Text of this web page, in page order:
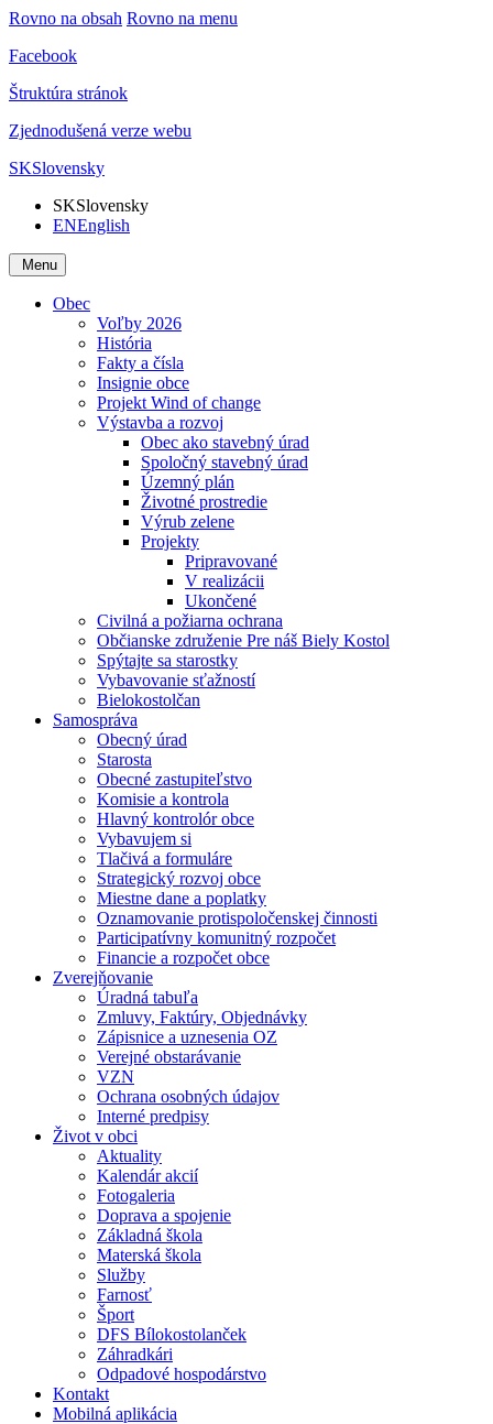
Rovno na obsah Rovno na menu
Facebook
Štruktúra stránok
Zjednodušená verze webu
SKSlovensky
SKSlovensky
ENEnglish
Menu
Obec
Voľby 2026
História
Fakty a čísla
Insignie obce
Projekt Wind of change
Výstavba a rozvoj
Obec ako stavebný úrad
Spoločný stavebný úrad
Územný plán
Životné prostredie
Výrub zelene
Projekty
Pripravované
V realizácii
Ukončené
Civilná a požiarna ochrana
Občianske združenie Pre náš Biely Kostol
Spýtajte sa starostky
Vybavovanie sťažností
Bielokostolčan
Samospráva
Obecný úrad
Starosta
Obecné zastupiteľstvo
Komisie a kontrola
Hlavný kontrolór obce
Vybavujem si
Tlačivá a formuláre
Strategický rozvoj obce
Miestne dane a poplatky
Oznamovanie protispoločenskej činnosti
Participatívny komunitný rozpočet
Financie a rozpočet obce
Zverejňovanie
Úradná tabuľa
Zmluvy, Faktúry, Objednávky
Zápisnice a uznesenia OZ
Verejné obstarávanie
VZN
Ochrana osobných údajov
Interné predpisy
Život v obci
Aktuality
Kalendár akcií
Fotogaleria
Doprava a spojenie
Základná škola
Materská škola
Služby
Farnosť
Šport
DFS Bílokostolanček
Záhradkári
Odpadové hospodárstvo
Kontakt
Mobilná aplikácia